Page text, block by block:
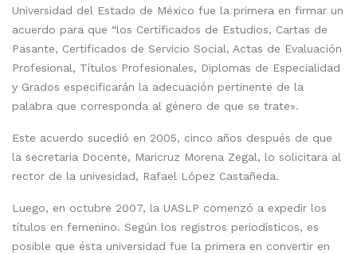
Universidad del Estado de México fue la primera en firmar un
acuerdo para que “los Certificados de Estudios, Cartas de
Pasante, Certificados de Servicio Social, Actas de Evaluación
Profesional, Títulos Profesionales, Diplomas de Especialidad
y Grados especificarán la adecuación pertinente de la
palabra que corresponda al género de que se trate».
Este acuerdo sucedió en 2005, cinco años después de que
la secretaria Docente, Maricruz Morena Zegal, lo solicitara al
rector de la univesidad, Rafael López Castañeda.
Luego, en octubre 2007, la UASLP comenzó a expedir los
títulos en femenino. Según los registros periodísticos, es
posible que ésta universidad fue la primera en convertir en